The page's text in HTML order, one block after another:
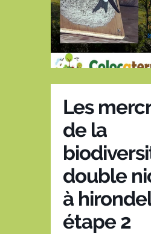
Les
de la
double
à
étape 2